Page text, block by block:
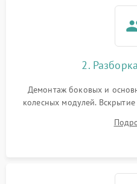
2.
Демонтаж боковых и
колесных модулей.
очистка внутренних
скопившейся пыли,